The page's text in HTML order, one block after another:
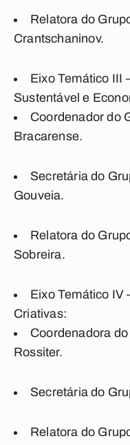
Relatora do
Crantschaninov.
Eixo Temático III
Sustentável e
Coordenador do
Bracarense.
Secretária do
Gouveia.
Relatora do
Sobreira.
Eixo Temático IV
Criativas:
Coordenadora
Rossiter.
Secretária do
Relatora do